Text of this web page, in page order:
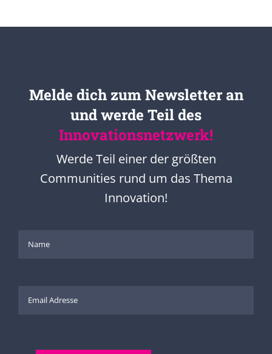
und werde Teil des
Innovationsnetzwerk!
Werde Teil einer der größten
Communities rund um das Thema
Innovation!